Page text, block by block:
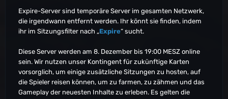
EU-PVP-TheIsland2156
EU-PVP-TheIsland2158
OC-PVP-TheIsland2173
OC-PVP-TheIsland2183
NA-PVP-ScorchedEarth2224
OC-PVP-TheIsland2235
EU-PVP-ScorchedEarth2242
EU-PVP-TheIsland2245
Expire-Server sind temporäre Server im gesamten Netzwerk,
die irgendwann entfernt werden. Ihr könnt sie finden, indem
ihr im Sitzungsfilter nach „Expire“ sucht.
Diese Server werden am 8. Dezember bis 19:00 MESZ online
sein. Wir nutzen unser Kontingent für zukünftige Karten
vorsorglich, um einige zusätzliche Sitzungen zu hosten, auf
die Spieler reisen können, um zu farmen, zu zähmen und das
Gameplay der neuesten Inhalte zu erleben. Es gelten die